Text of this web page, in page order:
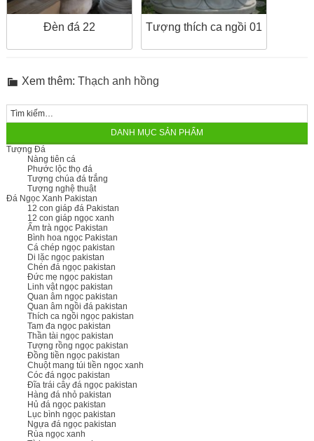
Đèn đá 22 Tượng thích ca ngồi 01
Xem thêm: Thạch anh hồng
DANH MỤC SẢN PHẨM
Tượng Đá
Nàng tiên cá
Phước lộc thọ đá
Tượng chúa đá trắng
Tượng nghệ thuật
Đá Ngọc Xanh Pakistan
12 con giáp đá Pakistan
12 con giáp ngọc xanh
Ấm trà ngọc Pakistan
Bình hoa ngọc Pakistan
Cá chép ngọc pakistan
Di lặc ngọc pakistan
Chén đá ngọc pakistan
Đức mẹ ngọc pakistan
Linh vật ngọc pakistan
Quan âm ngọc pakistan
Quan âm ngồi đá pakistan
Thích ca ngồi ngọc pakistan
Tam đa ngọc pakistan
Thần tài ngọc pakistan
Tượng rồng ngọc pakistan
Đồng tiền ngọc pakistan
Chuột mang túi tiền ngọc xanh
Cóc đá ngọc pakistan
Đĩa trái cây đá ngọc pakistan
Hàng đá nhỏ pakistan
Hủ đá ngọc pakistan
Lục bình ngọc pakistan
Ngựa đá ngọc pakistan
Rùa ngọc xanh